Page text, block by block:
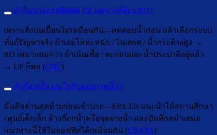
ทำไมบางออฟฟิศติด UF แต่บางที่ต้อง RO?
เพราะสิ่งปนเปื้อนไม่เหมือนกัน—ทดสอบน้ำก่อน แล้วเลือกระบบ
ที่แก้ปัญหาจริง ถ้าเจอโลหะหนัก / ไนเตรต / น้ำกระด้างสูง →
RO เหมาะสมกว่า ถ้าเน้นเชื้อ / ตะกอนและน้ำประปาดีอยู่แล้ว
→ UF ก็พอ (CDC)
หัวก๊อกเกี่ยวอะไรกับคุณภาพน้ำ?
มันคือด่านสุดท้ายก่อนเข้าปาก—EPA 3Ts แนะนำให้สถานศึกษา
/ ศูนย์เด็กเล็ก ล้างก๊อกน้ำหรือจุดจ่ายน้ำ และบันทึกสม่ำเสมอ
แนวทางนี้ใช้ในออฟฟิศได้เหมือนกัน (US EPA)